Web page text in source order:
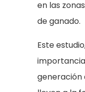
en las
de ganado.
Este
generación